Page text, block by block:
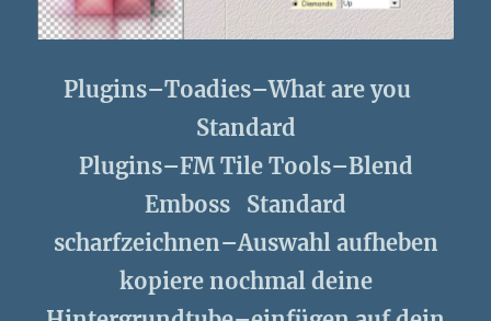
Plugins–Toadies–What are you
Standard
Plugins–FM Tile Tools–Blend
Emboss Standard
scharfzeichnen–Auswahl aufheben
kopiere nochmal deine